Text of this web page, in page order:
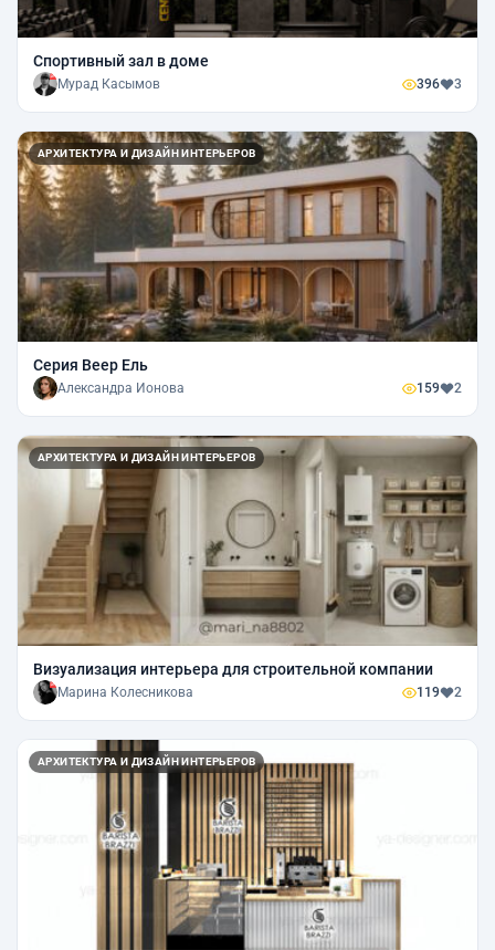
Спортивный зал в доме
Мурад Касымов 396 3
АРХИТЕКТУРА И ДИЗАЙН ИНТЕРЬЕРОВ
Серия Веер Ель
Александра Ионова 159 2
АРХИТЕКТУРА И ДИЗАЙН ИНТЕРЬЕРОВ
Визуализация интерьера для строительной компании
Марина Колесникова 119 2
АРХИТЕКТУРА И ДИЗАЙН ИНТЕРЬЕРОВ